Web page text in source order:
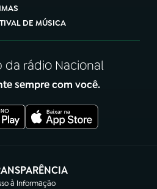
DE MÚSICA
da rádio Nacional
sempre com você.
à Informação
(abre em nova aba)